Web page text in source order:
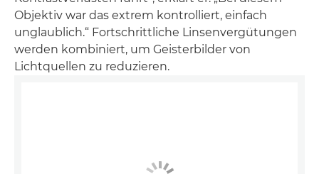
Objektiv war das extrem kontrolliert, einfach
unglaublich.“ Fortschrittliche Linsenvergütungen
werden kombiniert, um Geisterbilder von
Lichtquellen zu reduzieren.